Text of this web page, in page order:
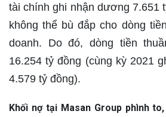
tài chính ghi nhận dương 7.651
không thể bù đắp cho dòng
doanh. Do đó, dòng tiền
16.254 tỷ đồng (cùng kỳ 2021
4.579 tỷ đồng).
Khối nợ tại Masan Group phình